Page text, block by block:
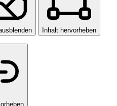
Inhalt hervorheben